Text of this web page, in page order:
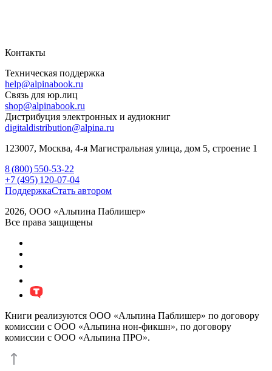
Контакты
Техническая поддержка
help@alpinabook.ru
Связь для юр.лиц
shop@alpinabook.ru
Дистрибуция электронных и аудиокниг
digitaldistribution@alpina.ru
123007, Москва, 4-я Магистральная улица, дом 5, строение 1
8 (800) 550-53-22
+7 (495) 120-07-04
ПоддержкаСтать автором
2026, ООО «Альпина Паблишер»
Все права защищены
Книги реализуются ООО «Альпина Паблишер» по договору
комиссии с ООО «Альпина нон-фикшн», по договору
комиссии с ООО «Альпина ПРО».